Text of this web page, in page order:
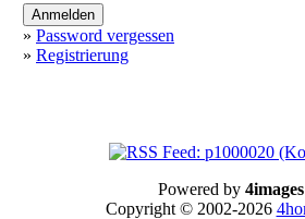
» Password vergessen
» Registrierung
Powered by 4images
Copyright © 2002-2026